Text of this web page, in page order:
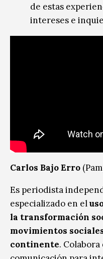
de estas
intereses e
Carlos Bajo Erro
Es periodista
especializado en el
la transformación
movimientos
continente.